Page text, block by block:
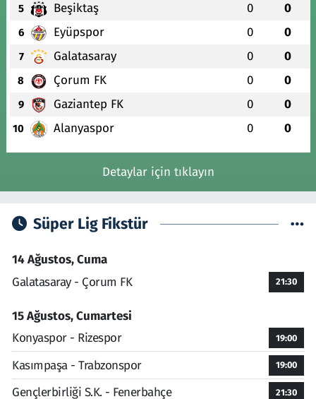
5 Beşiktaş 0 0
6 Eyüpspor 0 0
7 Galatasaray 0 0
8 Çorum FK 0 0
9 Gaziantep FK 0 0
10 Alanyaspor 0 0
Detaylar için tıklayın
Süper Lig Fikstür
14 Ağustos, Cuma
Galatasaray - Çorum FK
21:30
15 Ağustos, Cumartesi
Konyaspor - Rizespor
19:00
Kasımpaşa - Trabzonspor 19:00
Gençlerbirliği S.K. - Fenerbahçe 21:30